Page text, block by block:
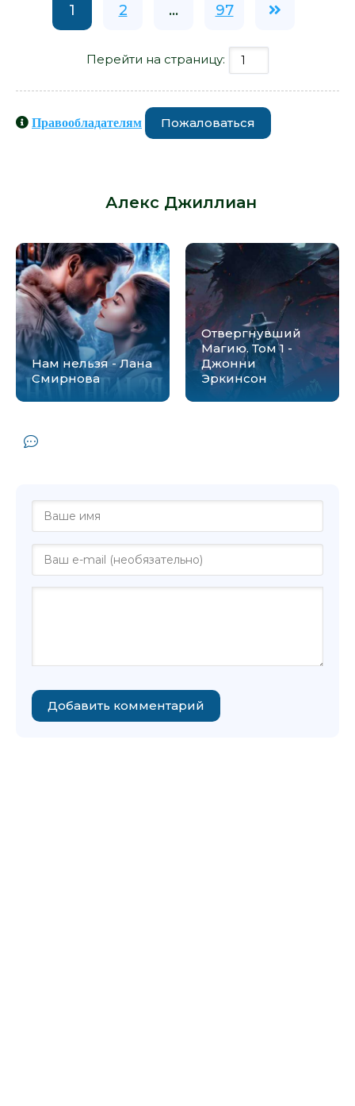
1 2 ... 97
Перейти на страницу:
Правообладателям Пожаловаться
Алекс Джиллиан
Нам нельзя - Лана
Смирнова
Отвергнувший
Магию. Том 1 -
Джонни
Эркинсон
Добавить комментарий